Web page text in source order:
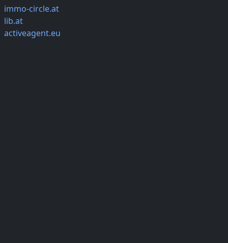
immo-circle.at
lib.at
activeagent.eu